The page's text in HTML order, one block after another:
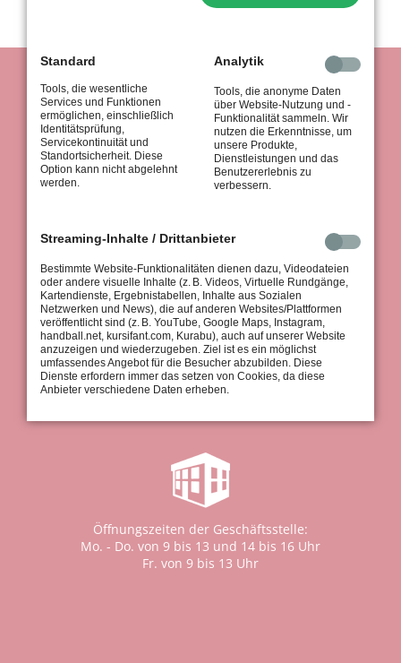
tus Stuttgart 1867 e.V.
Geschäftsstelle:
Tel.: 0711 / 97 661-0
Fax: 0711 / 97 661-30
Öffnungszeiten der Geschäftsstelle:
Mo. - Do. von 9 bis 13 und 14 bis 16 Uhr
Fr. von 9 bis 13 Uhr
Standard
Tools, die wesentliche
Services und Funktionen
ermöglichen, einschließlich
Identitätsprüfung,
Servicekontinuität und
Standortsicherheit. Diese
Option kann nicht abgelehnt
werden.
Analytik
Tools, die anonyme Daten
über Website-Nutzung und -
Funktionalität sammeln. Wir
nutzen die Erkenntnisse, um
unsere Produkte,
Dienstleistungen und das
Benutzererlebnis zu
verbessern.
Streaming-Inhalte / Drittanbieter
Bestimmte Website-Funktionalitäten dienen dazu, Videodateien
oder andere visuelle Inhalte (z. B. Videos, Virtuelle Rundgänge,
Kartendienste, Ergebnistabellen, Inhalte aus Sozialen
Netzwerken und News), die auf anderen Websites/Plattformen
veröffentlicht sind (z. B. YouTube, Google Maps, Instagram,
handball.net, kursifant.com, Kurabu), auch auf unserer Website
anzuzeigen und wiederzugeben. Ziel ist es ein möglichst
umfassendes Angebot für die Besucher abzubilden. Diese
Dienste erfordern immer das setzen von Cookies, da diese
Anbieter verschiedene Daten erheben.